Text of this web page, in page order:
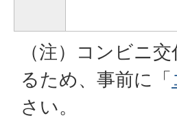
（注）コンビニ
るため、事前に「
さい。